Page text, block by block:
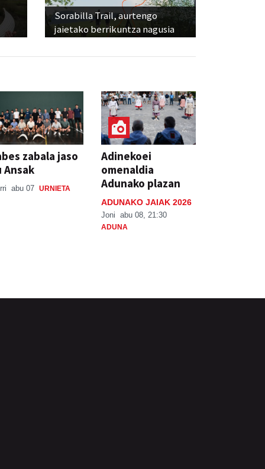
Sorabilla Trail, aurtengo
jaietako berrikuntza nagusia
zabala jaso
Ansak
abu 07 URNIETA
Adinekoei
omenaldia
Adunako plazan
ADUNAKO JAIAK 2026
Joni abu 08, 21:30
ADUNA